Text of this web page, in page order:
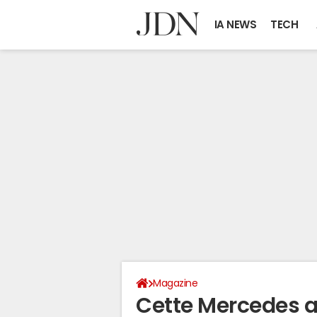
IA NEWS TECH
Magazine
Cette Mercedes